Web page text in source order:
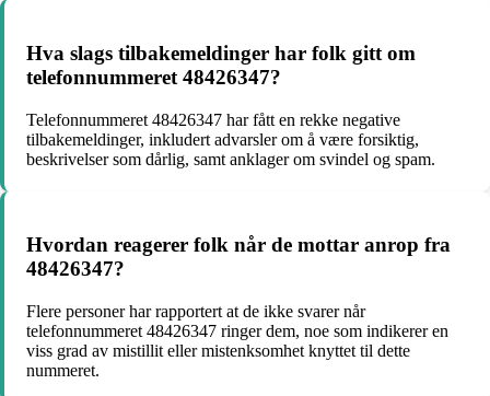
Hva slags tilbakemeldinger har folk gitt om
telefonnummeret 48426347?
Telefonnummeret 48426347 har fått en rekke negative
tilbakemeldinger, inkludert advarsler om å være forsiktig,
beskrivelser som dårlig, samt anklager om svindel og spam.
Hvordan reagerer folk når de mottar anrop fra
48426347?
Flere personer har rapportert at de ikke svarer når
telefonnummeret 48426347 ringer dem, noe som indikerer en
viss grad av mistillit eller mistenksomhet knyttet til dette
nummeret.